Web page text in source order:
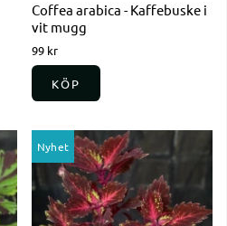
Coffea arabica - Kaffebuske i
vit mugg
99 kr
KÖP
Nyhet